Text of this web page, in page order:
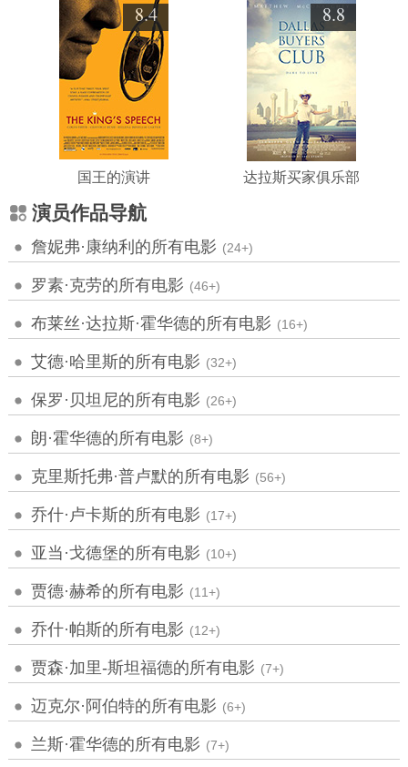
8.4
国王的演讲
8.8
达拉斯买家俱乐部
演员作品导航
詹妮弗·康纳利的所有电影 (24+)
罗素·克劳的所有电影 (46+)
布莱丝·达拉斯·霍华德的所有电影 (16+)
艾德·哈里斯的所有电影 (32+)
保罗·贝坦尼的所有电影 (26+)
朗·霍华德的所有电影 (8+)
克里斯托弗·普卢默的所有电影 (56+)
乔什·卢卡斯的所有电影 (17+)
亚当·戈德堡的所有电影 (10+)
贾德·赫希的所有电影 (11+)
乔什·帕斯的所有电影 (12+)
贾森·加里-斯坦福德的所有电影 (7+)
迈克尔·阿伯特的所有电影 (6+)
兰斯·霍华德的所有电影 (7+)